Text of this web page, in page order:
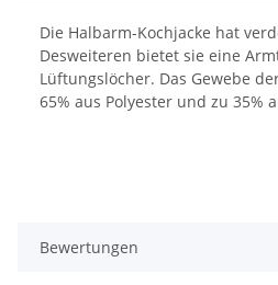
Die Halbarm-Kochjacke hat
Desweiteren bietet sie eine
Lüftungslöcher. Das Gewebe
65% aus Polyester und zu 35%
Bewertungen